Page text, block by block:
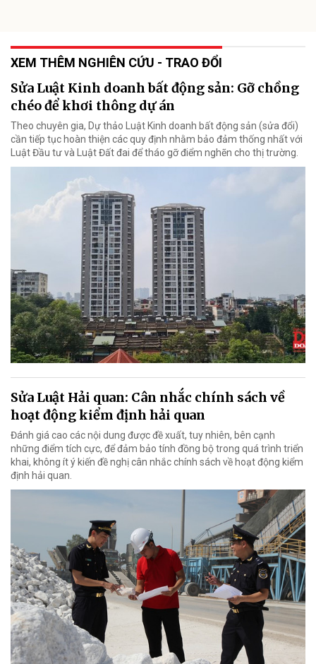
XEM THÊM NGHIÊN CỨU - TRAO ĐỔI
Sửa Luật Kinh doanh bất động sản: Gỡ chồng
chéo để khơi thông dự án
Theo chuyên gia, Dự thảo Luật Kinh doanh bất động sản (sửa đổi)
cần tiếp tục hoàn thiện các quy định nhằm bảo đảm thống nhất với
Luật Đầu tư và Luật Đất đai để tháo gỡ điểm nghẽn cho thị trường.
Sửa Luật Hải quan: Cân nhắc chính sách về
hoạt động kiểm định hải quan
Đánh giá cao các nội dung được đề xuất, tuy nhiên, bên cạnh
những điểm tích cực, để đảm bảo tính đồng bộ trong quá trình triển
khai, không ít ý kiến đề nghị cân nhắc chính sách về hoạt động kiểm
định hải quan.